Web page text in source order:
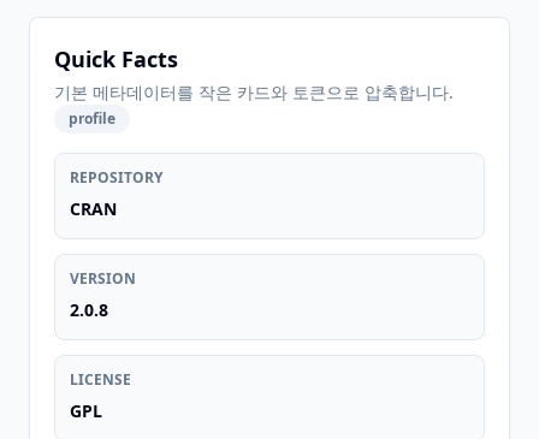
Quick Facts
기본 메타데이터를 작은 카드와 토큰으로 압축합니다.
profile
REPOSITORY
CRAN
VERSION
2.0.8
LICENSE
GPL